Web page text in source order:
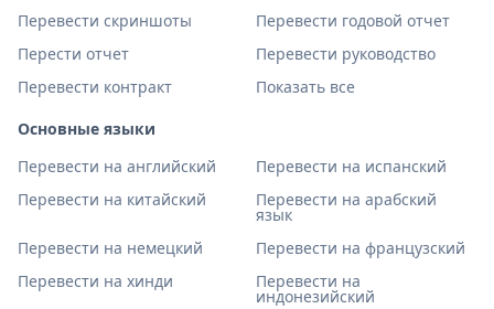
Перевести скриншоты
Перевести годовой отчет
Перести отчет
Перевести руководство
Перевести контракт
Показать все
Основные языки
Перевести на английский
Перевести на испанский
Перевести на китайский
Перевести на арабский
язык
Перевести на немецкий
Перевести на французский
Перевести на хинди
Перевести на
индонезийский